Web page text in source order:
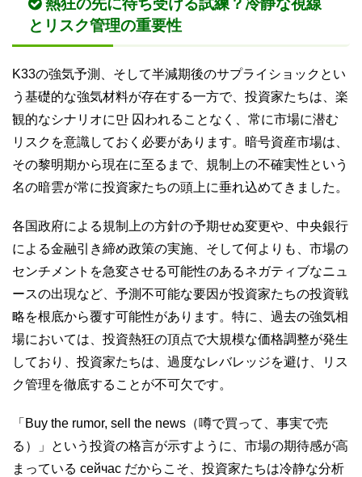
熱狂の先に待ち受ける試練？冷静な視線
とリスク管理の重要性
K33の強気予測、そして半減期後のサプライショックとい
う基礎的な強気材料が存在する一方で、投資家たちは、楽
観的なシナリオに만 囚われることなく、常に市場に潜む
リスクを意識しておく必要があります。暗号資産市場は、
その黎明期から現在に至るまで、規制上の不確実性という
名の暗雲が常に投資家たちの頭上に垂れ込めてきました。
各国政府による規制上の方針の予期せぬ変更や、中央銀行
による金融引き締め政策の実施、そして何よりも、市場の
センチメントを急変させる可能性のあるネガティブなニュ
ースの出現など、予測不可能な要因が投資家たちの投資戦
略を根底から覆す可能性があります。特に、過去の強気相
場においては、投資熱狂の頂点で大規模な価格調整が発生
しており、投資家たちは、過度なレバレッジを避け、リス
ク管理を徹底することが不可欠です。
「Buy the rumor, sell the news（噂で買って、事実で売
る）」という投資の格言が示すように、市場の期待感が高
まっている сейчас だからこそ、投資家たちは冷静な分析